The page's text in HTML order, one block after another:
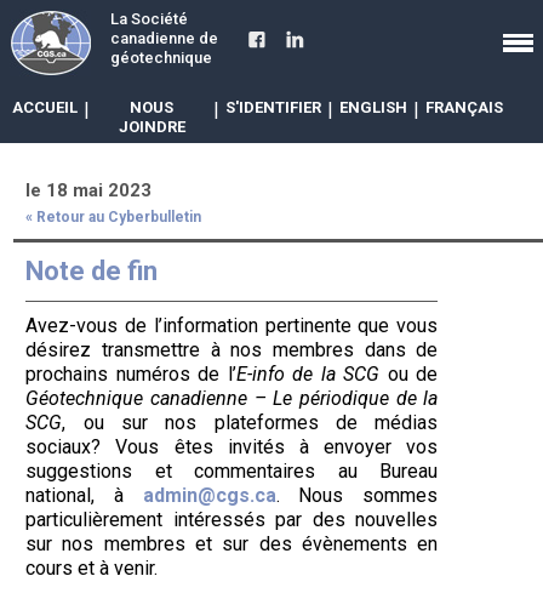
La Société
canadienne de
géotechnique
ACCUEIL |
NOUS
JOINDRE
| S'IDENTIFIER | ENGLISH | FRANÇAIS
le 18 mai 2023
« Retour au Cyberbulletin
Note de fin
Avez-vous de l’information pertinente que vous
désirez transmettre à nos membres dans de
prochains numéros de l’E-info de la SCG ou de
Géotechnique canadienne – Le périodique de la
SCG, ou sur nos plateformes de médias
sociaux? Vous êtes invités à envoyer vos
suggestions et commentaires au Bureau
national, à admin@cgs.ca. Nous sommes
particulièrement intéressés par des nouvelles
sur nos membres et sur des évènements en
cours et à venir.